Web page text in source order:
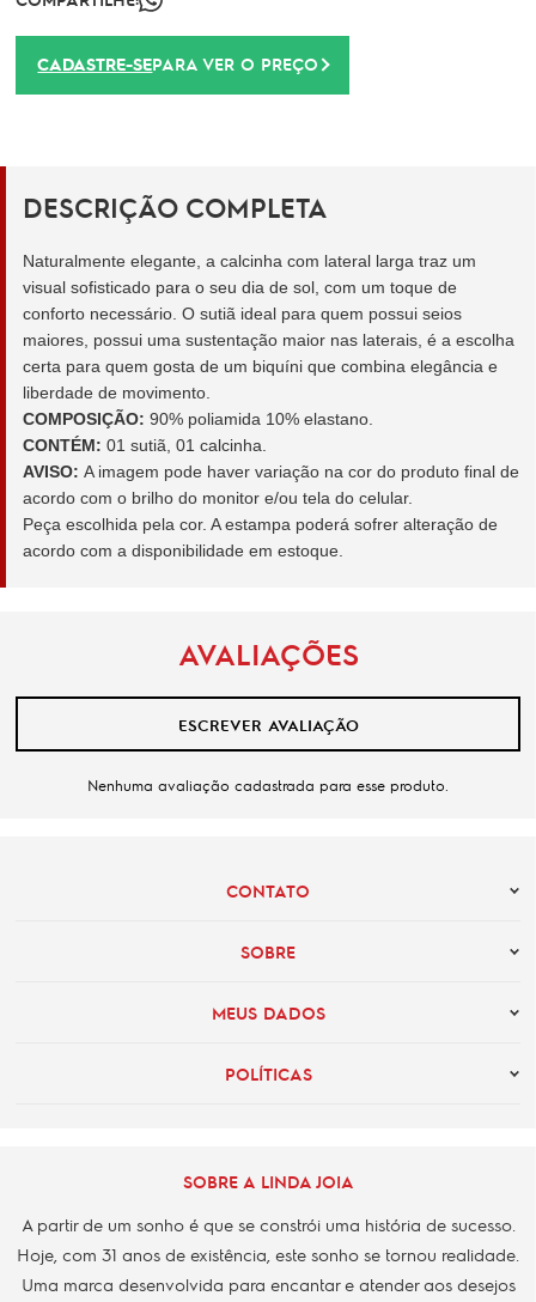
CADASTRE-SEPARA VER O PREÇO
DESCRIÇÃO COMPLETA
Naturalmente elegante, a calcinha com lateral larga traz um
visual sofisticado para o seu dia de sol, com um toque de
conforto necessário. O sutiã ideal para quem possui seios
maiores, possui uma sustentação maior nas laterais, é a escolha
certa para quem gosta de um biquíni que combina elegância e
liberdade de movimento.
COMPOSIÇÃO: 90% poliamida 10% elastano.
CONTÉM: 01 sutiã, 01 calcinha.
AVISO: A imagem pode haver variação na cor do produto final de
acordo com o brilho do monitor e/ou tela do celular.
Peça escolhida pela cor. A estampa poderá sofrer alteração de
acordo com a disponibilidade em estoque.
AVALIAÇÕES
ESCREVER AVALIAÇÃO
Nenhuma avaliação cadastrada para esse produto.
CONTATO
SOBRE
MEUS DADOS
POLÍTICAS
SOBRE A LINDA JOIA
A partir de um sonho é que se constrói uma história de sucesso.
Hoje, com 31 anos de existência, este sonho se tornou realidade.
Uma marca desenvolvida para encantar e atender aos desejos